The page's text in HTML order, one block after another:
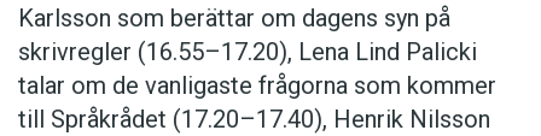
Karlsson som berättar om dagens syn på
skrivregler (16.55–17.20), Lena Lind Palicki
talar om de vanligaste frågorna som kommer
till Språkrådet (17.20–17.40), Henrik Nilsson